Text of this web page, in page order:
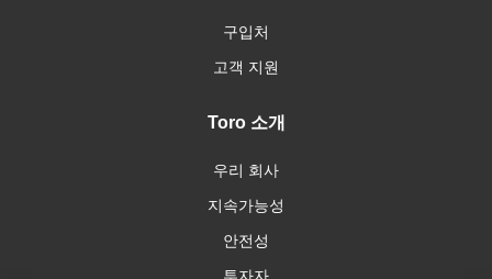
구입처
고객 지원
Toro 소개
우리 회사
지속가능성
안전성